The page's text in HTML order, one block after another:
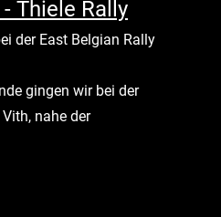
Thiele Rally
der East Belgian Rally
gingen wir bei der
nahe der